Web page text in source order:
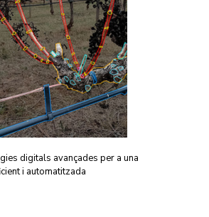
digitals avançades per a una
i automatitzada